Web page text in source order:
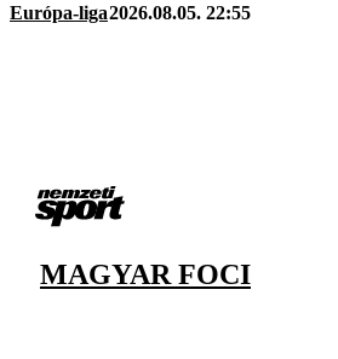
Európa-liga2026.08.05. 22:55
MAGYAR FOCI